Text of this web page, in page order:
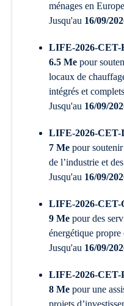
ménages en
Jusqu'au 16/09/
LIFE-2026-
6.5 Me pour
locaux de
intégrés et
Jusqu'au 16/09/
LIFE-2026-
7 Me pour
de l’industrie et
Jusqu'au 16/09/
LIFE-2026-CET-
9 Me pour des
énergétique propre
Jusqu'au 16/09/
LIFE-2026-CET-
8 Me pour une